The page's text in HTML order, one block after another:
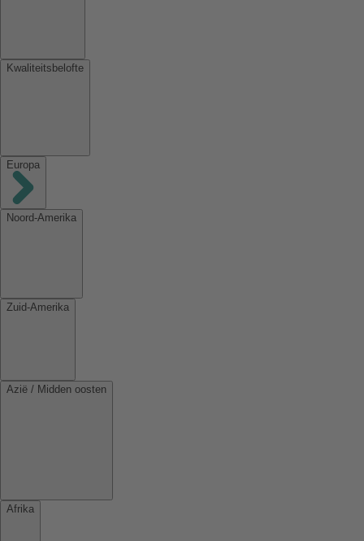
Kwaliteitsbelofte
Europa
Noord-Amerika
Zuid-Amerika
Azië / Midden oosten
Afrika